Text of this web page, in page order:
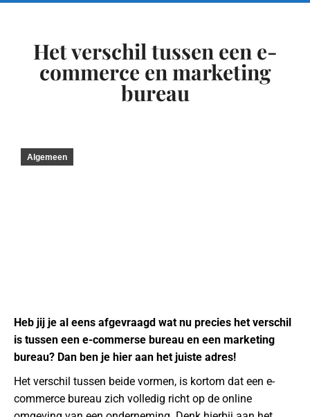
Het verschil tussen een e-
commerce en marketing
bureau
Algemeen
Heb jij je al eens afgevraagd wat nu precies het verschil
is tussen een e-commerse bureau en een marketing
bureau? Dan ben je hier aan het juiste adres!
Het verschil tussen beide vormen, is kortom dat een e-
commerce bureau zich volledig richt op de online